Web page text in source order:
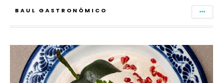
BAUL GASTRONÓMICO